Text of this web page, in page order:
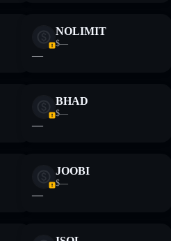
NOLIMIT
$—
—
BHAD
$—
—
JOOBI
$—
—